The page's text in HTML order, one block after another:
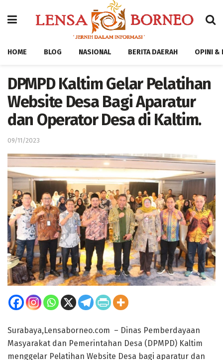
HOME BLOG NASIONAL BERITA DAERAH OPINI &
DPMPD Kaltim Gelar Pelatihan
Website Desa Bagi Aparatur
dan Operator Desa di Kaltim.
09/11/2023
Surabaya,Lensaborneo.com – Dinas Pemberdayaan
Masyarakat dan Pemerintahan Desa (DPMPD) Kaltim
menggelar Pelatihan Website Desa bagi aparatur dan